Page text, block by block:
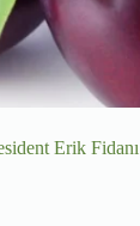
Erik Fidanı